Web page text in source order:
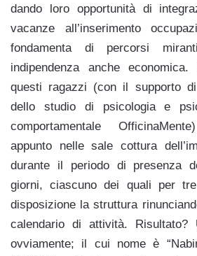
dando loro opportunità di
vacanze all’inserimento
fondamenta di percorsi
indipendenza anche
questi ragazzi (con il supporto
dello studio di psicologia e
comportamentale
appunto nelle sale cottura
durante il periodo di presenza
giorni, ciascuno dei quali per
disposizione la struttura
calendario di attività. Risultato?
ovviamente; il cui nome è